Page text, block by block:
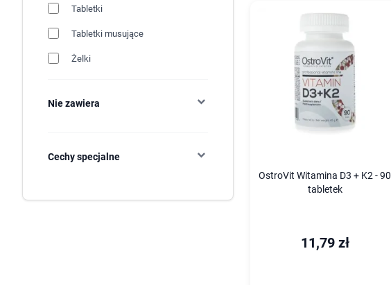
Tabletki
Tabletki musujące
Żelki
Nie zawiera
Cechy specjalne
OstroVit Witamina D3 + K2 - 90
tabletek
11,79 zł